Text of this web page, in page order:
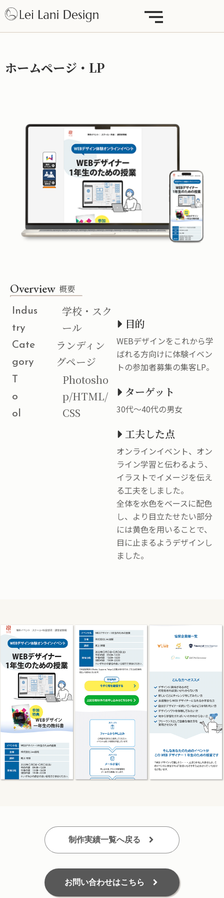
ホームページ・LP
Overview 概要
Indus
try
学校・スク
ール
Cate
gory
ランディン
グページ
T
o
ol
Photosho
p/HTML/
CSS
目的
WEBデザインをこれから学
ばれる方向けに体験イベン
トの参加者募集の集客LP。
ターゲット
30代〜40代の男女
工夫した点
オンラインイベント、オン
ライン学習と伝わるよう、
イラストでイメージを伝え
る工夫をしました。
全体を水色をベースに配色
し、より目立たせたい部分
には黄色を用いることで、
目に止まるようデザインし
ました。
制作実績一覧へ戻る
お問い合わせはこちら